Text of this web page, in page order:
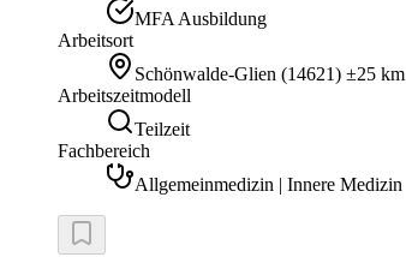
MFA Ausbildung
Arbeitsort
Schönwalde-Glien (14621) ±25 km
Arbeitszeitmodell
Teilzeit
Fachbereich
Allgemeinmedizin | Innere Medizin